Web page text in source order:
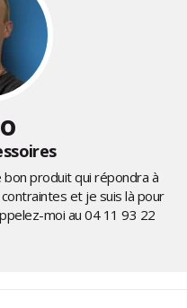
produit qui répondra à
et je suis là pour
moi au04 11 93 22